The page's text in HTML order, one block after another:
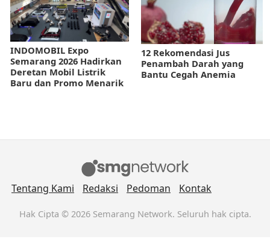
INDOMOBIL Expo
Semarang 2026 Hadirkan
Deretan Mobil Listrik
Baru dan Promo Menarik
12 Rekomendasi Jus
Penambah Darah yang
Bantu Cegah Anemia
Tentang Kami Redaksi Pedoman Kontak
Hak Cipta © 2026 Semarang Network. Seluruh hak cipta.